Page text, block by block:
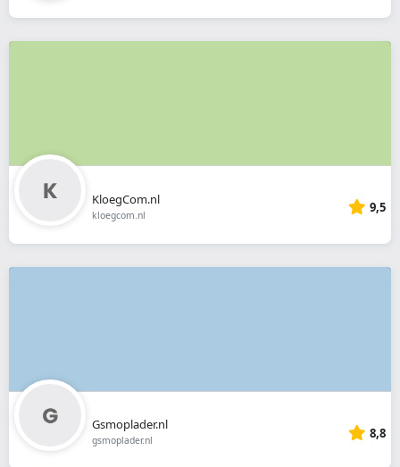
KloegCom.nl
kloegcom.nl 9,5
Gsmoplader.nl
gsmoplader.nl 8,8